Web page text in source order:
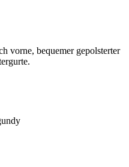
vorne, bequemer gepolsterter